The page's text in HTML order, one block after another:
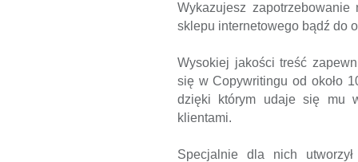
Wykazujesz
sklepu internetowego bądź do
Wysokiej jakości treść
się w Copywritingu od około
dzięki którym udaje się mu
klientami.
Specjalnie dla nich